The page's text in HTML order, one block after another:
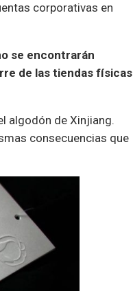
corporativas en
se encontrarán
de las tiendas físicas
algodón de Xinjiang.
consecuencias que